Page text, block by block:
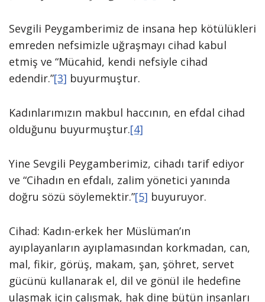
Sevgili Peygamberimiz de insana hep kötülükleri
emreden nefsimizle uğraşmayı cihad kabul
etmiş ve “Mücahid, kendi nefsiyle cihad
edendir.”[3] buyurmuştur.
Kadınlarımızın makbul haccının, en efdal cihad
olduğunu buyurmuştur.[4]
Yine Sevgili Peygamberimiz, cihadı tarif ediyor
ve “Cihadın en efdalı, zalim yönetici yanında
doğru sözü söylemektir.”[5] buyuruyor.
Cihad: Kadın-erkek her Müslüman’ın
ayıplayanların ayıplamasından korkmadan, can,
mal, fikir, görüş, makam, şan, şöhret, servet
gücünü kullanarak el, dil ve gönül ile hedefine
ulaşmak için çalışmak, hak dine bütün insanları